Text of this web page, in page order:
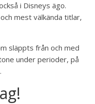
i Disneys ägo.
mest välkända titlar,
släppts från och med
under perioder, på